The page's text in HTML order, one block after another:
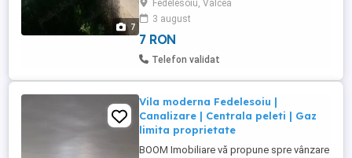
7
Fedelesoiu, Valcea
3 august
7 RON
Telefon validat
Vila moderna Fedelesoiu |
Canalizare | Centrala peleti | Gaz
limita proprietate
BOOM Imobiliare vă propune spre vânzare